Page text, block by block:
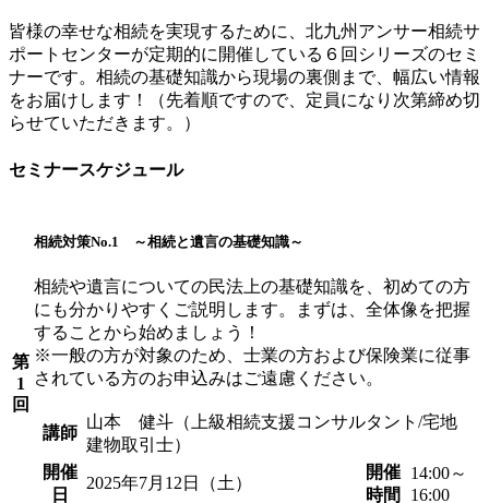
皆様の幸せな相続を実現するために、北九州アンサー相続サ
ポートセンターが定期的に開催している６回シリーズのセミ
ナーです。相続の基礎知識から現場の裏側まで、幅広い情報
をお届けします！（先着順ですので、定員になり次第締め切
らせていただきます。）
セミナースケジュール
第
1
回
相続対策No.1 ～相続と遺言の基礎知識～
相続や遺言についての民法上の基礎知識を、初めての方
にも分かりやすくご説明します。まずは、全体像を把握
することから始めましょう！
※一般の方が対象のため、士業の方および保険業に従事
されている方のお申込みはご遠慮ください。
講師
山本 健斗（上級相続支援コンサルタント/宅地
建物取引士）
開催
日
2025年7月12日（土）
開催
時間
14:00～
16:00